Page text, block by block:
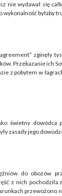
nie wydawał się
byłaby
zginęły
Przekazanie ich
z pobytem w
świetny dowódca
zasady jego
do obozów
z nich pochodziła
przewożono